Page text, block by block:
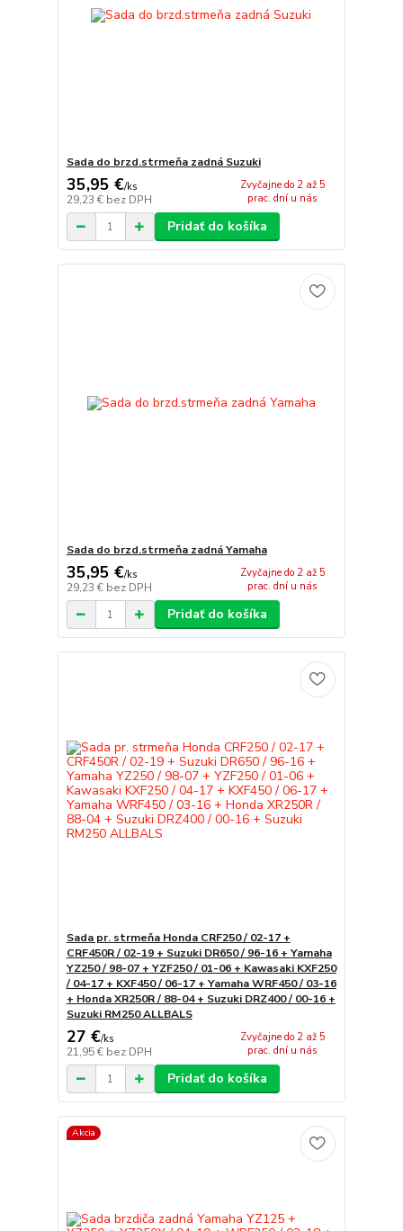
Sada do brzd.strmeňa zadná Suzuki
35,95 €/ks
29,23 € bez DPH
Zvyčajne do 2 až 5
prac. dní u nás
Pridať do košíka
Sada do brzd.strmeňa zadná Yamaha
35,95 €/ks
29,23 € bez DPH
Zvyčajne do 2 až 5
prac. dní u nás
Pridať do košíka
Sada pr. strmeňa Honda CRF250 / 02-17 +
CRF450R / 02-19 + Suzuki DR650 / 96-16 + Yamaha
YZ250 / 98-07 + YZF250 / 01-06 + Kawasaki KXF250
/ 04-17 + KXF450 / 06-17 + Yamaha WRF450 / 03-16
+ Honda XR250R / 88-04 + Suzuki DRZ400 / 00-16 +
Suzuki RM250 ALLBALS
27 €/ks
21,95 € bez DPH
Zvyčajne do 2 až 5
prac. dní u nás
Pridať do košíka
Akcia